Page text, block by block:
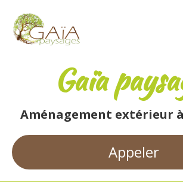
Gaïa
Aménagement extérieur
Appeler